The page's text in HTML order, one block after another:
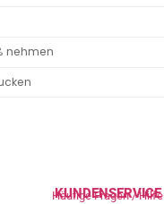
nehmen
KUNDENSERVICE
Häufige Fragen / Hilfe